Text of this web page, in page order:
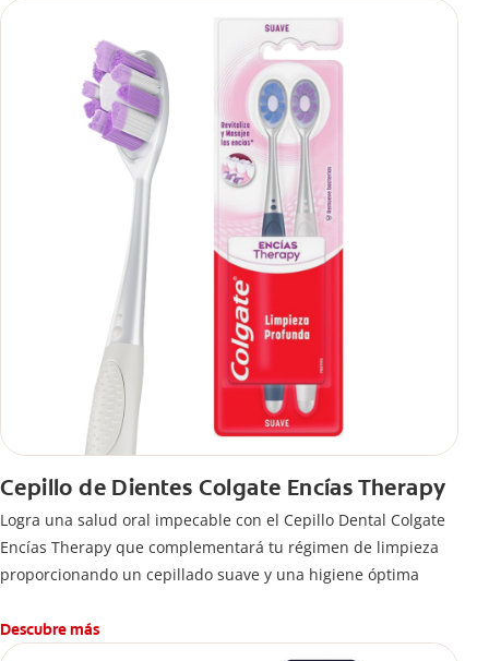
Cepillo de Dientes Colgate Encías Therapy
Logra una salud oral impecable con el Cepillo Dental Colgate
Encías Therapy que complementará tu régimen de limpieza
proporcionando un cepillado suave y una higiene óptima
Descubre más